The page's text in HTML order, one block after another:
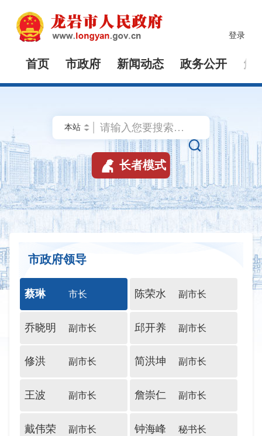
登录
首页 市政府 新闻动态 政务公开 解

 长者模式
市政府领导
蔡琳 市长 陈荣水 副市长
乔晓明 副市长 邱开养 副市长
修洪 副市长 简洪坤 副市长
王波 副市长 詹崇仁 副市长
戴伟荣 副市长 钟海峰 秘书长